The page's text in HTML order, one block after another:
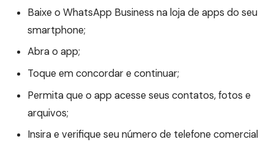
Baixe o WhatsApp Business na loja de apps do seu
smartphone;
Abra o app;
Toque em concordar e continuar;
Permita que o app acesse seus contatos, fotos e
arquivos;
Insira e verifique seu número de telefone comercial